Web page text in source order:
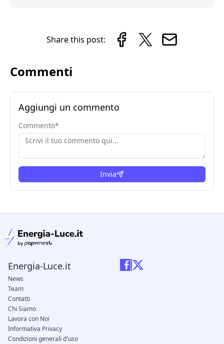
Share this post:
Commenti
Aggiungi un commento
Commento*
Invia
Energia-Luce.it
News
Team
Contatti
Chi Siamo
Lavora con Noi
Informativa Privacy
Condizioni generali d'uso